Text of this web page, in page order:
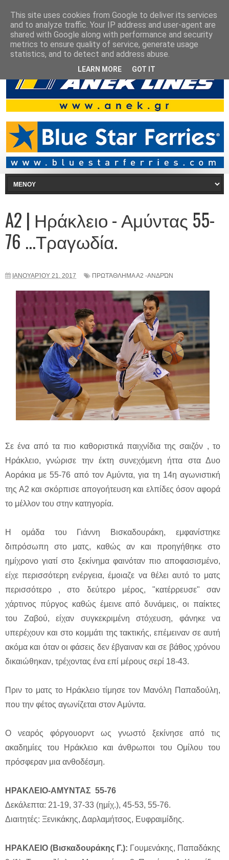
A2 | Ηράκλειο - Αμύντας 55-
76 ...Τραγωδία.
ΙΑΝΟΥΑΡΊΟΥ 21, 2017 ΠΡΩΤΆΘΛΗΜΑ Α2 -ΑΝΔΡΏΝ
Σε ένα από τα πιο καθοριστικά παιχνίδια της σαιζόν , το
Ηράκλειο, γνώρισε την έκτη συνεχόμενη ήττα στα Δυο
Αοράκια με 55-76 από τον Αμύντα, για τη 14η αγωνιστική
της Α2 και σκόρπισε απογοήτευση και ελπίδες όσον αφορά
το μέλλον του στην κατηγορία.
Η ομάδα του Γιάννη Βισκαδουράκη, εμφανίστηκε
διπρόσωπη στο ματς, καθώς αν και προηγήθηκε στο
ημίχρονο γιατί στο ξεκίνημα φαινόταν πιο αποφασισμένο,
είχε περισσότερη ενέργεια, έμοιαζε να θέλει αυτό το ματς
περισσότερο , στο δεύτερο μέρος, "κατέρρευσε" σαν
χάρτινος πύργος καθώς έμεινε από δυνάμεις, οι παίκτες
του Ζαβού, είχαν συγκεκριμένη στόχευση, φάνηκε να
υπερέχουν και στο κομμάτι της τακτικής, επέμειναν σε αυτή
ακόμα και όταν οι φάσεις δεν έβγαιναν και σε βάθος χρόνου
δικαιώθηκαν, τρέχοντας ένα επί μέρους σερί 18-43.
Πριν το ματς το Ηράκλειο τίμησε τον Μανόλη Παπαδούλη,
που την φέτος αγωνίζεται στον Αμύντα.
Ο νεαρός φόργουορντ ως γνωστό ξεκίνησε από τις
ακαδημίες του Ηράκλειο και άνθρωποι του Ομίλου του
πρόσφεραν μια ανθοδέσμη.
ΗΡΑΚΛΕΙΟ-ΑΜΥΝΤΑΣ 55-76
Δεκάλεπτα: 21-19, 37-33 (ημίχ.), 45-53, 55-76.
Διαιτητές: Ξενικάκης, Δαρλαμήτσος, Ευφραιμίδης.
ΗΡΑΚΛΕΙΟ (Βισκαδουράκης Γ.): Γουμενάκης, Παπαδάκης
This site uses cookies from Google to deliver its services
and to analyze traffic. Your IP address and user-agent are
shared with Google along with performance and security
metrics to ensure quality of service, generate usage
statistics, and to detect and address abuse.
LEARN MORE GOT IT